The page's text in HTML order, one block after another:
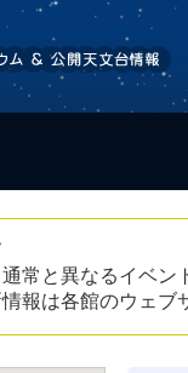
常と異なるイベ
報は各館のウェ